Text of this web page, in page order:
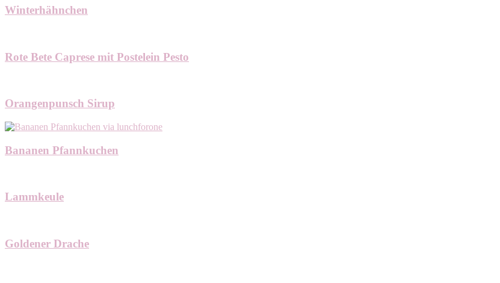
Winterhähnchen
Rote Bete Caprese mit Postelein Pesto
Orangenpunsch Sirup
Bananen Pfannkuchen
Lammkeule
Goldener Drache